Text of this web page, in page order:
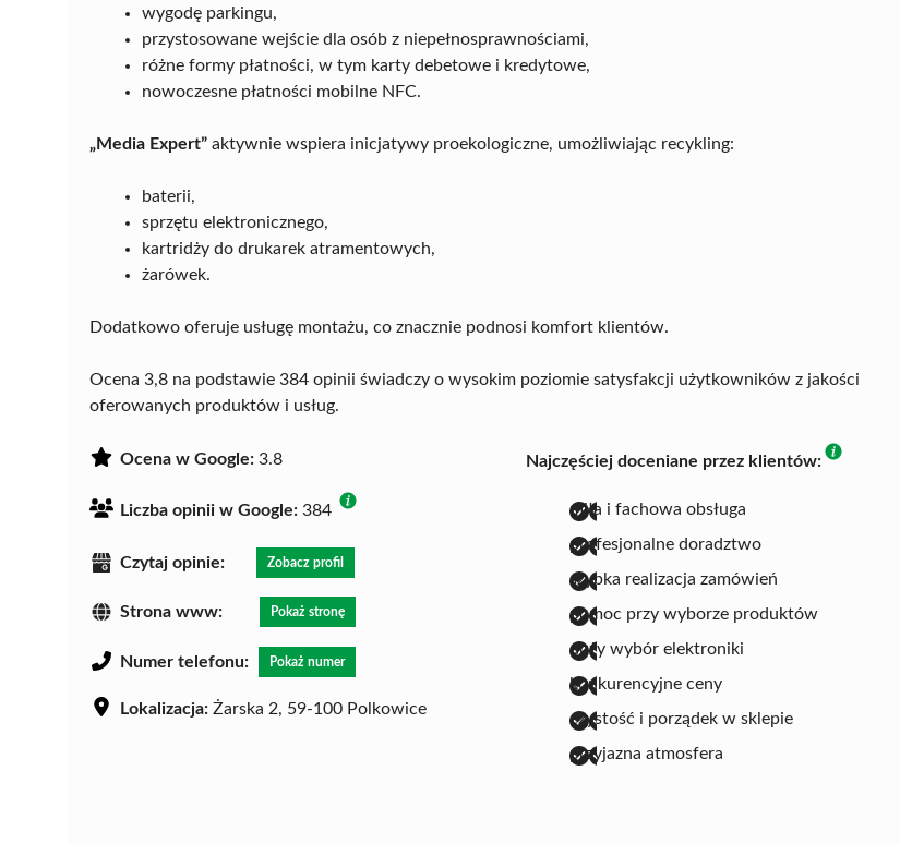
wygodę parkingu,
przystosowane wejście dla osób z niepełnosprawnościami,
różne formy płatności, w tym karty debetowe i kredytowe,
nowoczesne płatności mobilne NFC.
„Media Expert” aktywnie wspiera inicjatywy proekologiczne, umożliwiając recykling:
baterii,
sprzętu elektronicznego,
kartridży do drukarek atramentowych,
żarówek.
Dodatkowo oferuje usługę montażu, co znacznie podnosi komfort klientów.
Ocena 3,8 na podstawie 384 opinii świadczy o wysokim poziomie satysfakcji użytkowników z jakości
oferowanych produktów i usług.
Ocena w Google: 3.8
Liczba opinii w Google: 384
Czytaj opinie: Zobacz profil
Strona www: Pokaż stronę
Numer telefonu: Pokaż numer
Lokalizacja: Żarska 2, 59-100 Polkowice
Najczęściej doceniane przez klientów:
miła i fachowa obsługa
profesjonalne doradztwo
szybka realizacja zamówień
pomoc przy wyborze produktów
duży wybór elektroniki
konkurencyjne ceny
czystość i porządek w sklepie
przyjazna atmosfera